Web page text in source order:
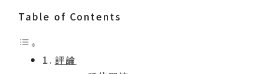
Table of Contents
評論